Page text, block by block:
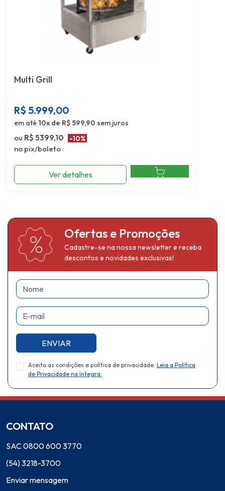
Multi Grill
R$ 5.999,00
em até 10x de R$ 599,90 sem juros
ou R$ 5399,10 -10%
no pix/boleto
Ver detalhes
Ofertas e Promoções
Cadastre-se na nossa newsletter e receba
descontos e novidades exclusivas!
Nome
E-mail
ENVIAR
Aceito as condições e política de privacidade. Leia a Política
de Privacidade na íntegra.
CONTATO
SAC 0800 600 3770
(54) 3218-3700
Enviar mensagem